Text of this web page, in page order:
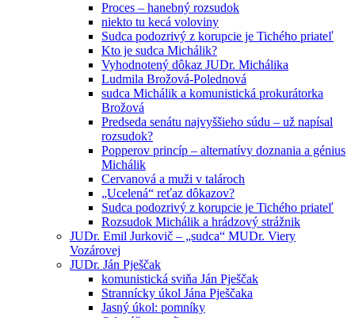
Proces – hanebný rozsudok
niekto tu kecá voloviny
Sudca podozrivý z korupcie je Tichého priateľ
Kto je sudca Michálik?
Vyhodnotený dôkaz JUDr. Michálika
Ludmila Brožová-Polednová
sudca Michálik a komunistická prokurátorka
Brožová
Predseda senátu najvyššieho súdu – už napísal
rozsudok?
Popperov princíp – alternatívy doznania a génius
Michálik
Cervanová a muži v talároch
„Ucelená“ reťaz dôkazov?
Sudca podozrivý z korupcie je Tichého priateľ
Rozsudok Michálik a hrádzový strážnik
JUDr. Emil Jurkovič – „sudca“ MUDr. Viery
Vozárovej
JUDr. Ján Pješčak
komunistická sviňa Ján Pješčak
Strannícky úkol Jána Pješčaka
Jasný úkol: pomníky